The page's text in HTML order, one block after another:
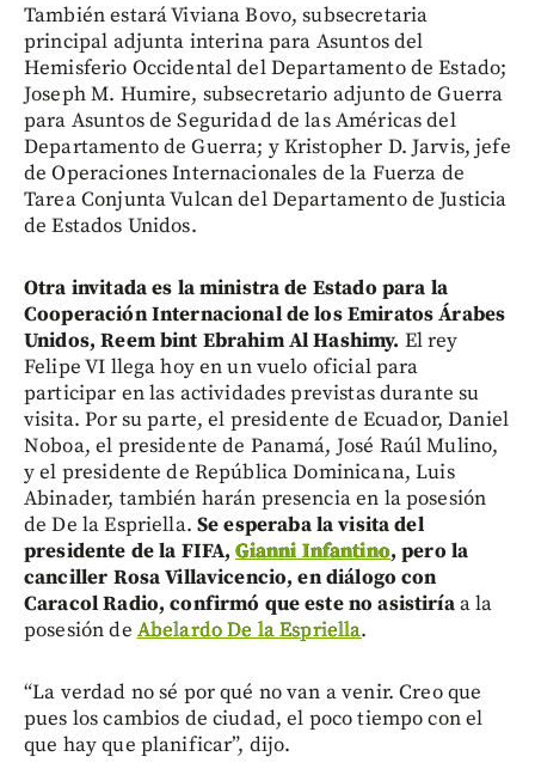
También estará Viviana Bovo, subsecretaria
principal adjunta interina para Asuntos del
Hemisferio Occidental del Departamento de Estado;
Joseph M. Humire, subsecretario adjunto de Guerra
para Asuntos de Seguridad de las Américas del
Departamento de Guerra; y Kristopher D. Jarvis, jefe
de Operaciones Internacionales de la Fuerza de
Tarea Conjunta Vulcan del Departamento de Justicia
de Estados Unidos.
Otra invitada es la ministra de Estado para la
Cooperación Internacional de los Emiratos Árabes
Unidos, Reem bint Ebrahim Al Hashimy. El rey
Felipe VI llega hoy en un vuelo oficial para
participar en las actividades previstas durante su
visita. Por su parte, el presidente de Ecuador, Daniel
Noboa, el presidente de Panamá, José Raúl Mulino,
y el presidente de República Dominicana, Luis
Abinader, también harán presencia en la posesión
de De la Espriella. Se esperaba la visita del
presidente de la FIFA,Gianni Infantino, pero la
canciller Rosa Villavicencio, en diálogo con
Caracol Radio, confirmó que este no asistiríaa la
posesión de Abelardo De la Espriella.
“La verdad no sé por qué no van a venir. Creo que
pues los cambios de ciudad, el poco tiempo con el
que hay que planificar”, dijo.